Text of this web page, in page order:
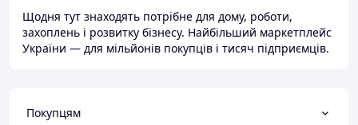
Щодня тут знаходять потрібне для дому, роботи,
захоплень і розвитку бізнесу. Найбільший маркетплейс
України — для мільйонів покупців і тисяч підприємців.
Покупцям